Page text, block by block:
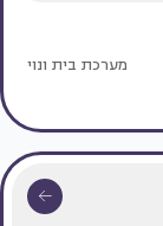
מערכת בית ונוי